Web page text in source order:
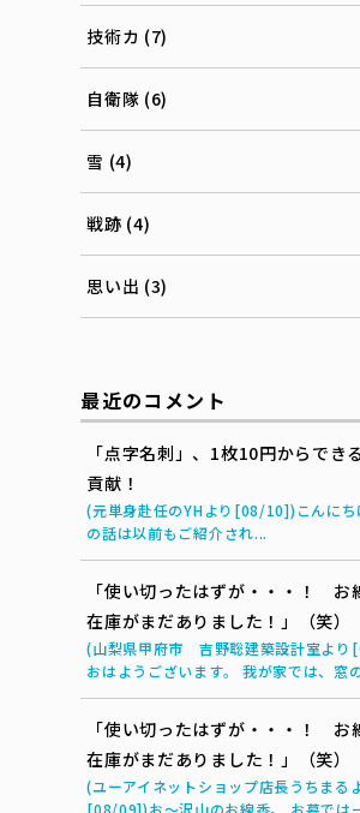
技術カ (7)
自衛隊 (6)
雪 (4)
戦跡 (4)
思い出 (3)
最近のコメント
「点字名刺」、1枚10円からでき
貢献！
(元単身赴任のYHより[08/10])こんにち
の話は以前もご紹介され...
「使い切ったはずが・・・！ お
在庫がまだありました！」（笑）
(山梨県甲府市 吉野聡建築設計室よ
おはようございます。 我が家では、窓
「使い切ったはずが・・・！ お
在庫がまだありました！」（笑）
(ユーアイネットショップ店長うちまる
[08/09])お～沢山のお線香。 お墓では